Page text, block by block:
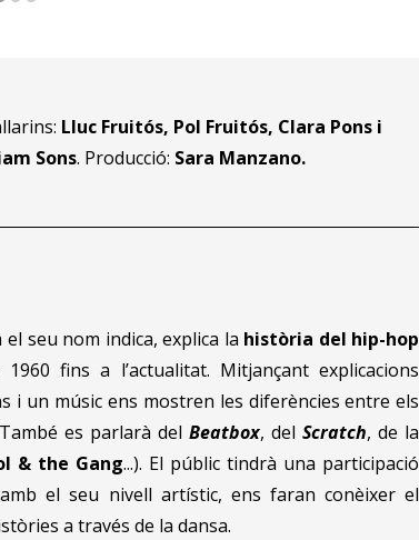
Lluc Fruitós, Pol Fruitós, Clara Pons i
Sons. Producció: Sara Manzano.
seu nom indica, explica la història del hip-hop
fins a l’actualitat. Mitjançant explicacions
i un músic ens mostren les diferències entre els
es parlarà del Beatbox, delScratch, de la
& the Gang...). El públic tindrà una participació
el seu nivell artístic, ens faran conèixer el
a través de la dansa.